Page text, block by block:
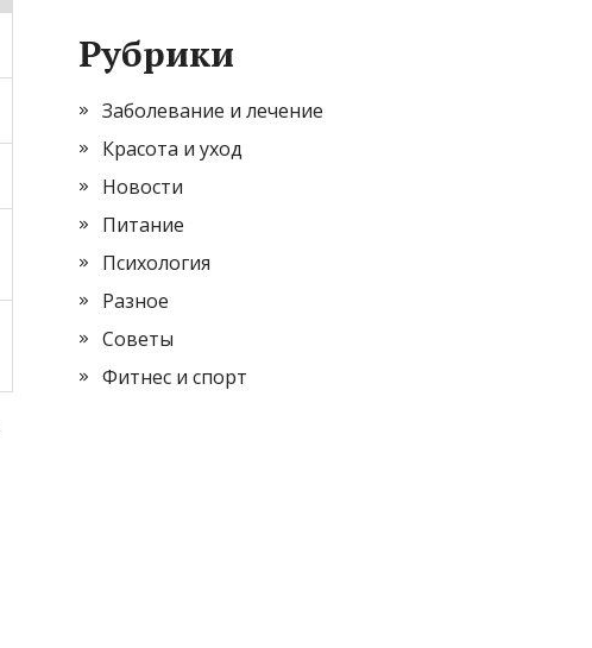
Рубрики
Заболевание и лечение
Красота и уход
Новости
Питание
Психология
Разное
Советы
Фитнес и спорт